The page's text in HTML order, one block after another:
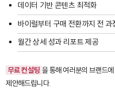
데이터 기반 콘텐츠 최적화
바이럴부터 구매 전환까지 전 과
월간 상세 성과 리포트 제공
무료 컨설팅 을 통해 여러분의 브랜드
제안해드립니다.